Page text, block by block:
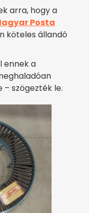
arra, hogy a
Posta
köteles állandó
ennek a
szögezték le.